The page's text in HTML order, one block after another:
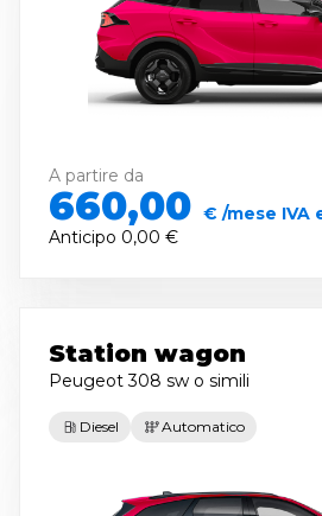
A partire da
660,00 € /mese IVA
Anticipo 0,00 €
Station wagon
Peugeot 308 sw o simili
Diesel Automatico